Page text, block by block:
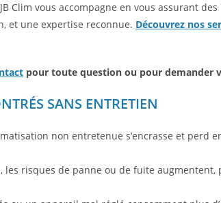
Clim vous accompagne en vous assurant
et une expertise reconnue. Découvrez nos
pour toute question ou pour demander
SANS ENTRETIEN
non entretenue s’encrasse et perd
les risques de panne ou de fuite